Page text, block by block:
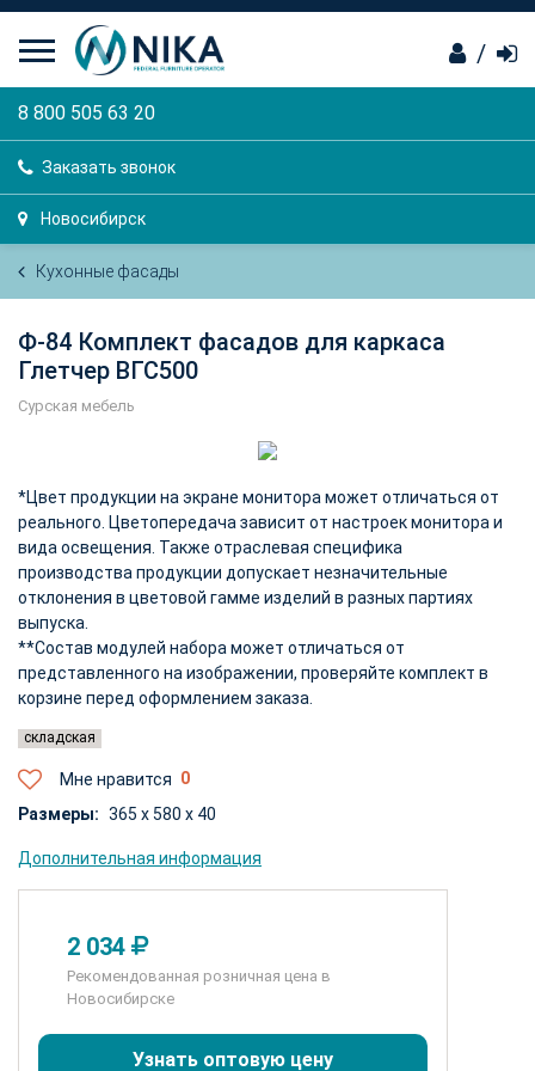
8 800 505 63 20
Заказать звонок
Новосибирск
/
Кухонные фасады
Ф-84 Комплект фасадов для каркаса
Глетчер ВГС500
Сурская мебель
*Цвет продукции на экране монитора может отличаться от
реального. Цветопередача зависит от настроек монитора и
вида освещения. Также отраслевая специфика
производства продукции допускает незначительные
отклонения в цветовой гамме изделий в разных партиях
выпуска.
**Состав модулей набора может отличаться от
представленного на изображении, проверяйте комплект в
корзине перед оформлением заказа.
складская
Мне нравится
Размеры: 365 x 580 x 40
Дополнительная информация
2 034
Рекомендованная розничная цена в
Новосибирске
Узнать оптовую цену